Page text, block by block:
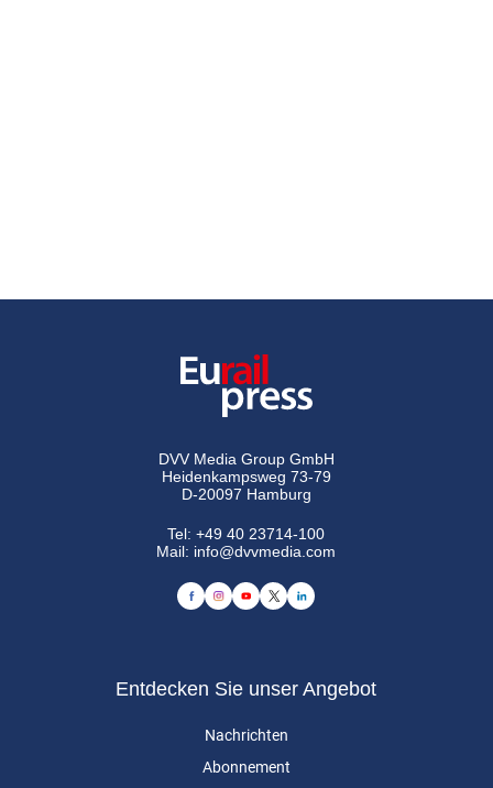
DVV Media Group GmbH
Heidenkampsweg 73-79
D-20097 Hamburg
Tel:+49 40 23714-100
Mail: info@dvvmedia.com
Entdecken Sie unser Angebot
Nachrichten
Abonnement